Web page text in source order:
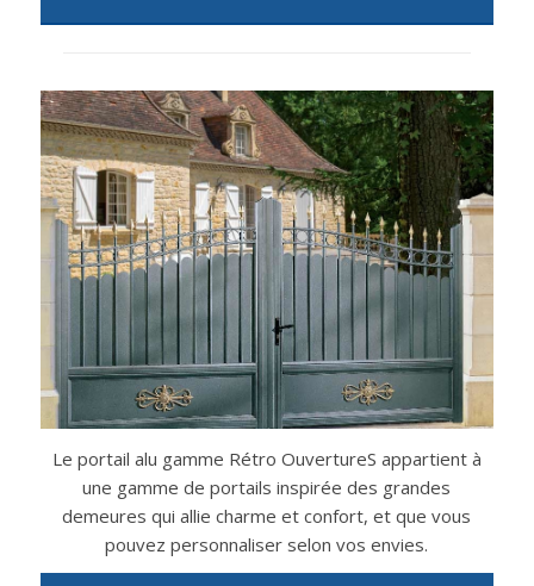
Le portail alu gamme Rétro OuvertureS appartient à
une gamme de portails inspirée des grandes
demeures qui allie charme et confort, et que vous
pouvez personnaliser selon vos envies.